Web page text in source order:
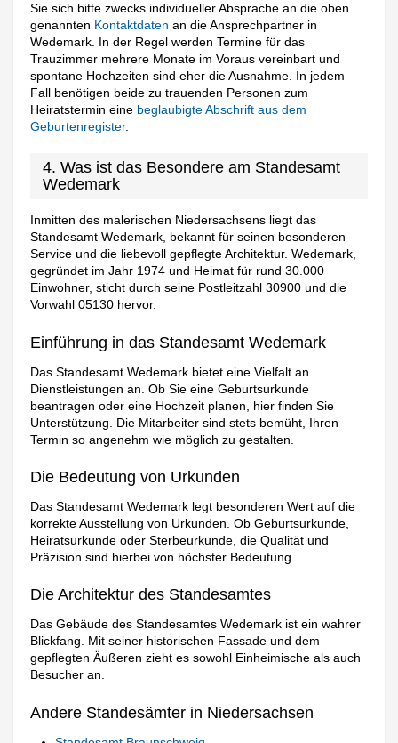
Sie sich bitte zwecks individueller Absprache an die oben
genannten Kontaktdaten an die Ansprechpartner in
Wedemark. In der Regel werden Termine für das
Trauzimmer mehrere Monate im Voraus vereinbart und
spontane Hochzeiten sind eher die Ausnahme. In jedem
Fall benötigen beide zu trauenden Personen zum
Heiratstermin eine beglaubigte Abschrift aus dem
Geburtenregister.
4. Was ist das Besondere am Standesamt
Wedemark
Inmitten des malerischen Niedersachsens liegt das
Standesamt Wedemark, bekannt für seinen besonderen
Service und die liebevoll gepflegte Architektur. Wedemark,
gegründet im Jahr 1974 und Heimat für rund 30.000
Einwohner, sticht durch seine Postleitzahl 30900 und die
Vorwahl 05130 hervor.
Einführung in das Standesamt Wedemark
Das Standesamt Wedemark bietet eine Vielfalt an
Dienstleistungen an. Ob Sie eine Geburtsurkunde
beantragen oder eine Hochzeit planen, hier finden Sie
Unterstützung. Die Mitarbeiter sind stets bemüht, Ihren
Termin so angenehm wie möglich zu gestalten.
Die Bedeutung von Urkunden
Das Standesamt Wedemark legt besonderen Wert auf die
korrekte Ausstellung von Urkunden. Ob Geburtsurkunde,
Heiratsurkunde oder Sterbeurkunde, die Qualität und
Präzision sind hierbei von höchster Bedeutung.
Die Architektur des Standesamtes
Das Gebäude des Standesamtes Wedemark ist ein wahrer
Blickfang. Mit seiner historischen Fassade und dem
gepflegten Äußeren zieht es sowohl Einheimische als auch
Besucher an.
Andere Standesämter in Niedersachsen